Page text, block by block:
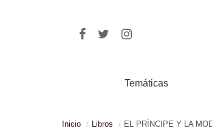
Temáticas
Inicio Libros EL PRÍNCIPE Y LA